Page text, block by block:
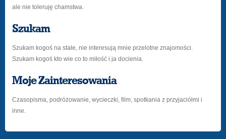
ale nie toleruję chamstwa.
Szukam
Szukam kogoś na stałe, nie interesują mnie przelotne znajomości.
Szukam kogoś kto wie co to miłość i ja docienia.
Moje Zainteresowania
Czasopisma, podróżowanie, wycieczki, film, spotkania z przyjaciółmi i
inne.